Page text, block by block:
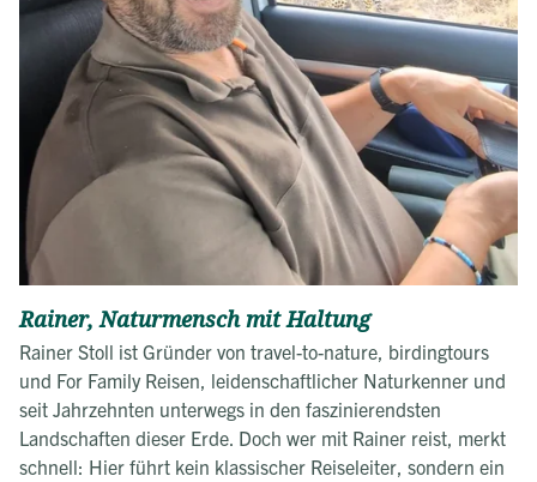
Rainer, Naturmensch mit Haltung
Rainer Stoll ist Gründer von travel-to-nature, birdingtours
und For Family Reisen, leidenschaftlicher Naturkenner und
seit Jahrzehnten unterwegs in den faszinierendsten
Landschaften dieser Erde. Doch wer mit Rainer reist, merkt
schnell: Hier führt kein klassischer Reiseleiter, sondern ein